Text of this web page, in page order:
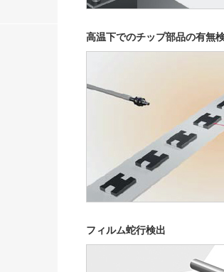
高温下でのチップ部品の有無
フィルム蛇行検出